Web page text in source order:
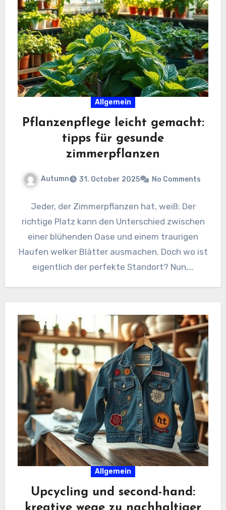
Allgemein
Pflanzenpflege leicht gemacht:
tipps für gesunde
zimmerpflanzen
Autumn 31. October 2025 No Comments
Jeder, der Zimmerpflanzen hat, weiß: Der
richtige Platz kann den Unterschied zwischen
einer blühenden Oase und einem traurigen
Haufen welker Blätter ausmachen. Doch wo ist
eigentlich der perfekte Standort? Nun,…
Allgemein
Upcycling und second-hand: